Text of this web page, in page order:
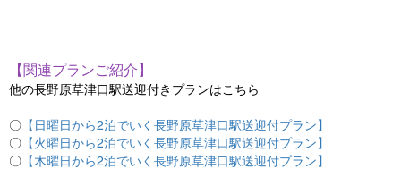
【関連プランご紹介】
他の長野原草津口駅送迎付きプランはこちら
〇 【日曜日から2泊でいく長野原草津口駅送迎付プラン】
〇 【火曜日から2泊でいく長野原草津口駅送迎付プラン】
〇 【木曜日から2泊でいく長野原草津口駅送迎付プラン】